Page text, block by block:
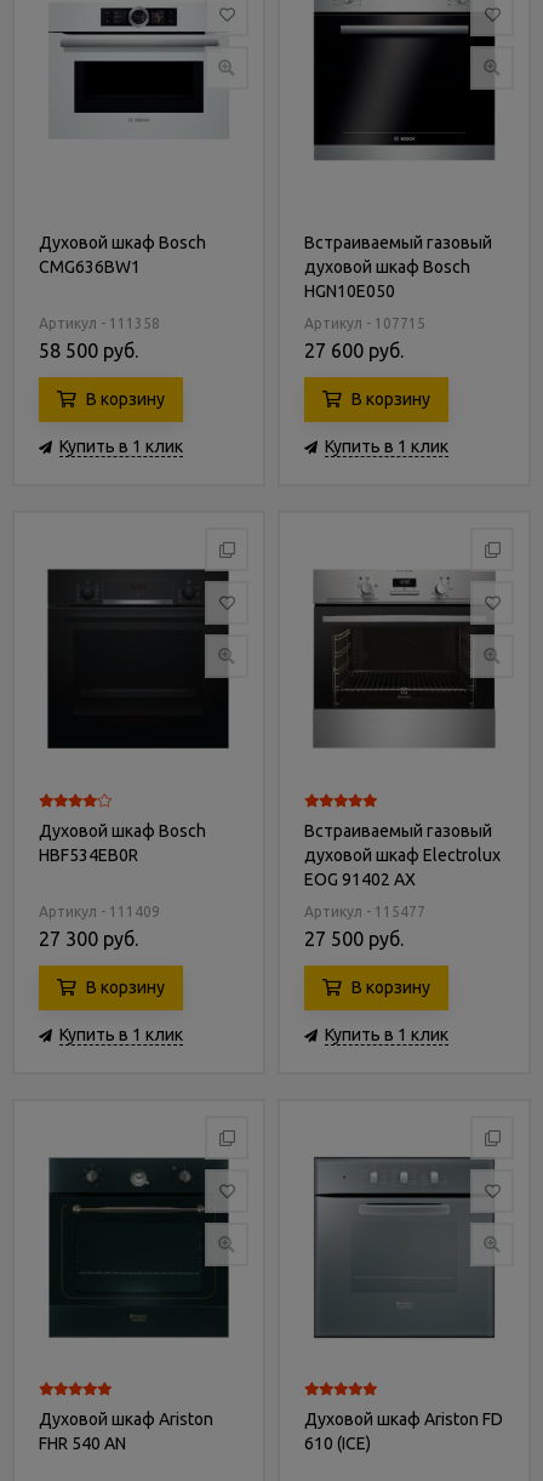
Духовой шкаф Bosch
CMG636BW1
Артикул - 111358
58 500 руб.
В корзину
Купить в 1 клик
Встраиваемый газовый
духовой шкаф Bosch
HGN10E050
Артикул - 107715
27 600 руб.
В корзину
Купить в 1 клик
Духовой шкаф Bosch
HBF534EB0R
Артикул - 111409
27 300 руб.
В корзину
Купить в 1 клик
Встраиваемый газовый
духовой шкаф Electrolux
EOG 91402 AX
Артикул - 115477
27 500 руб.
В корзину
Купить в 1 клик
Духовой шкаф Ariston
FHR 540 AN
Духовой шкаф Ariston FD
610 (ICE)